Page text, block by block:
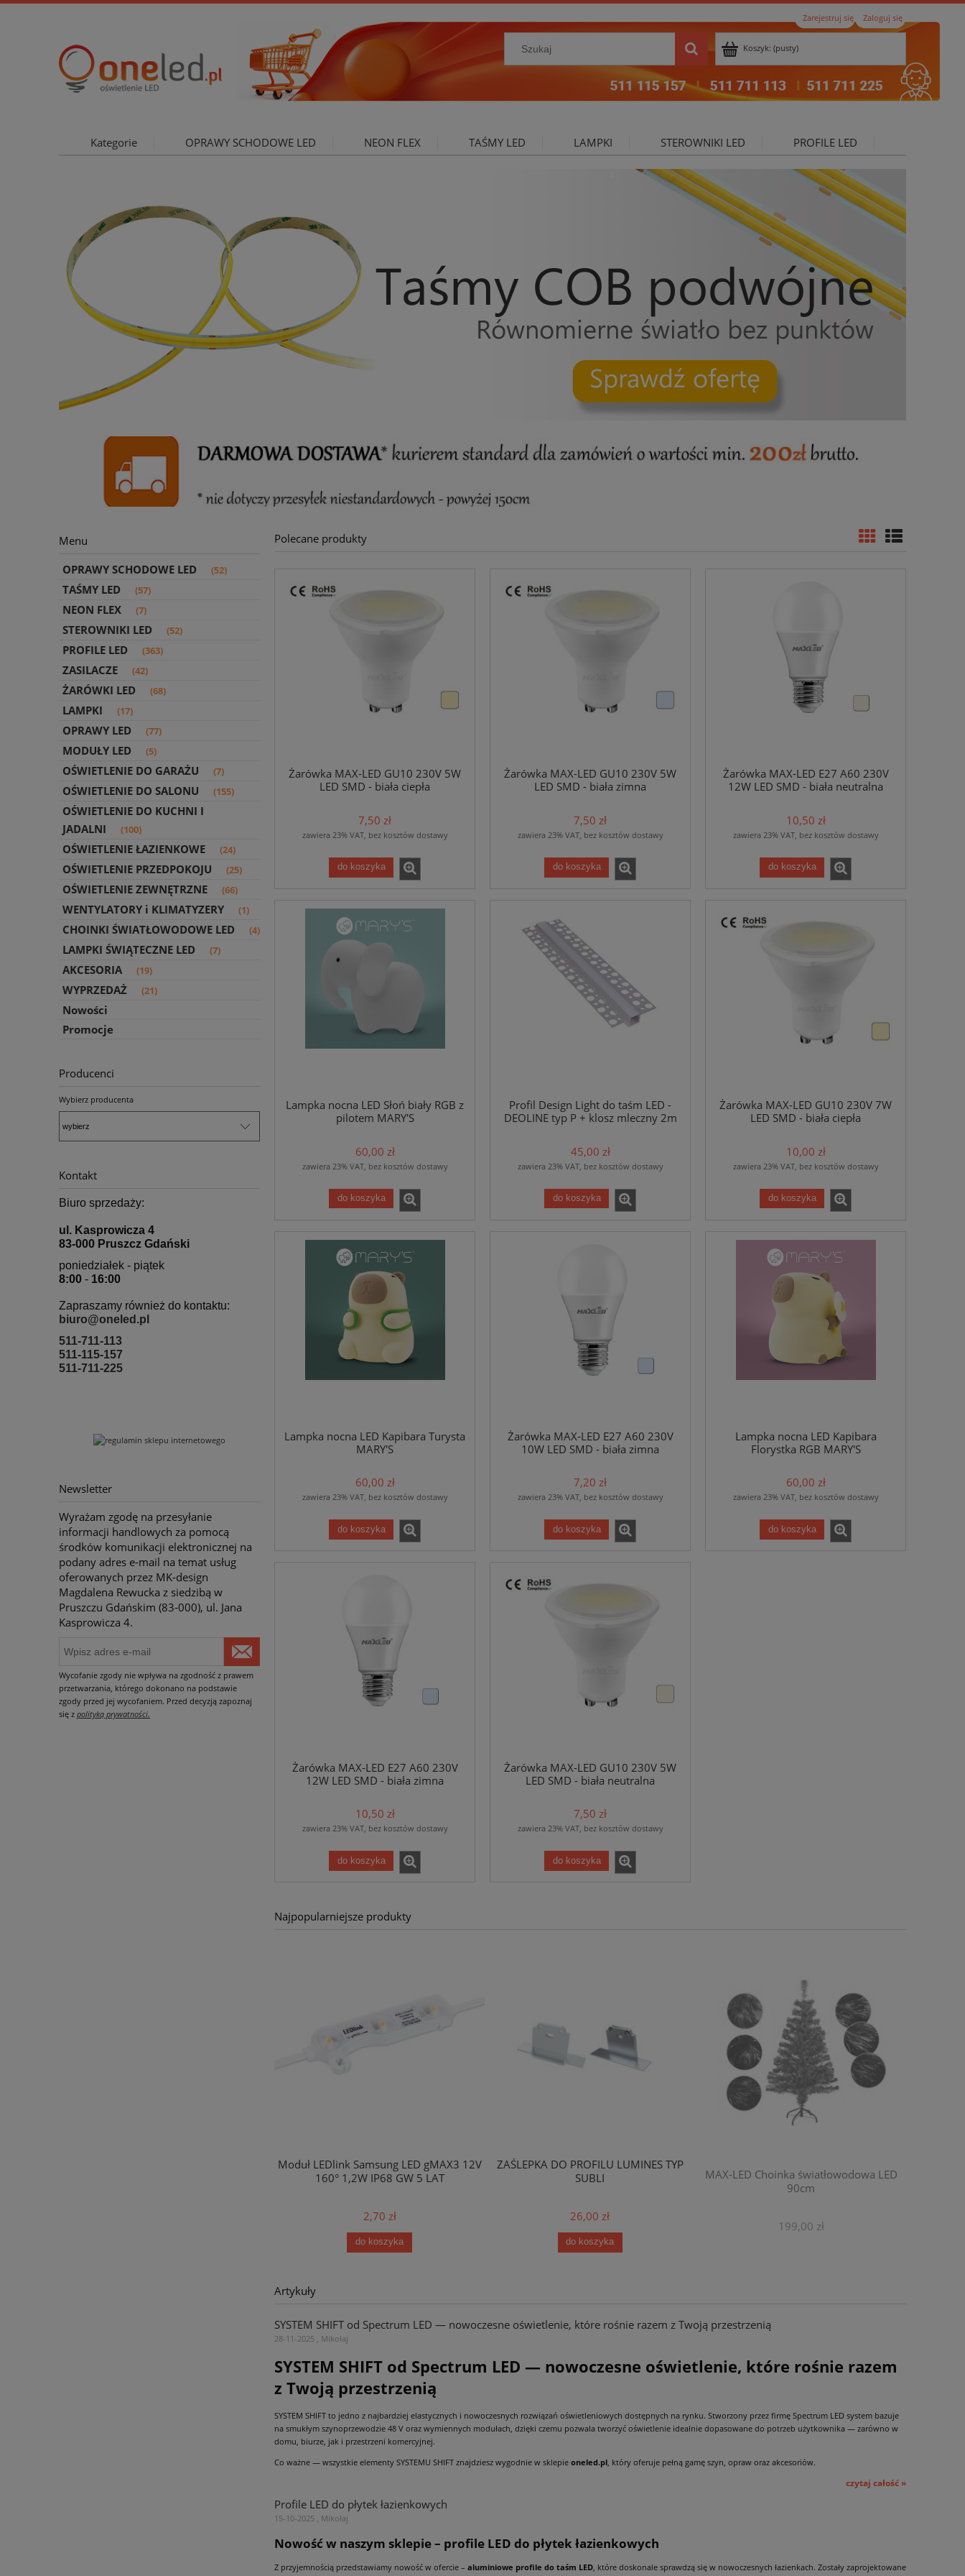
Zarejestruj się Zaloguj się
Koszyk: (pusty)
Kategorie OPRAWY SCHODOWE LED NEON FLEX TAŚMY LED LAMPKI STEROWNIKI LED PROFILE LED
Aktualności
Menu
OPRAWY SCHODOWE LED (52)
TAŚMY LED (57)
NEON FLEX (7)
STEROWNIKI LED (52)
PROFILE LED (363)
ZASILACZE (42)
ŻARÓWKI LED (68)
LAMPKI (17)
OPRAWY LED (77)
MODUŁY LED (5)
OŚWIETLENIE DO GARAŻU (7)
OŚWIETLENIE DO SALONU (155)
OŚWIETLENIE DO KUCHNI I
JADALNI
(100)
OŚWIETLENIE ŁAZIENKOWE (24)
OŚWIETLENIE PRZEDPOKOJU (25)
OŚWIETLENIE ZEWNĘTRZNE (66)
WENTYLATORY i KLIMATYZERY (1)
CHOINKI ŚWIATŁOWODOWE LED (4)
LAMPKI ŚWIĄTECZNE LED (7)
AKCESORIA (19)
WYPRZEDAŻ (21)
Nowości
Promocje
Producenci
Wybierz producenta
Kontakt
Biuro sprzedaży:
ul. Kasprowicza 4
83-000 Pruszcz Gdański
poniedziałek - piątek
8:00 - 16:00
Zapraszamy również do kontaktu:
biuro@oneled.pl
511-711-113
511-115-157
511-711-225
Newsletter
Wyrażam zgodę na przesyłanie
informacji handlowych za pomocą
środków komunikacji elektronicznej na
podany adres e-mail na temat usług
oferowanych przez MK-design
Magdalena Rewucka z siedzibą w
Pruszczu Gdańskim (83-000), ul. Jana
Kasprowicza 4.
Wycofanie zgody nie wpływa na zgodność z prawem
przetwarzania, którego dokonano na podstawie
zgody przed jej wycofaniem. Przed decyzją zapoznaj
się z polityką prywatności.
Polecane produkty
Żarówka MAX-LED GU10 230V 5W
LED SMD - biała ciepła
7,50 zł
zawiera 23% VAT, bez kosztów dostawy
do koszyka
Żarówka MAX-LED GU10 230V 5W
LED SMD - biała zimna
7,50 zł
zawiera 23% VAT, bez kosztów dostawy
do koszyka
Żarówka MAX-LED E27 A60 230V
12W LED SMD - biała neutralna
10,50 zł
zawiera 23% VAT, bez kosztów dostawy
do koszyka
Lampka nocna LED Słoń biały RGB z
pilotem MARY'S
60,00 zł
zawiera 23% VAT, bez kosztów dostawy
do koszyka
Profil Design Light do taśm LED -
DEOLINE typ P + klosz mleczny 2m
45,00 zł
zawiera 23% VAT, bez kosztów dostawy
do koszyka
Żarówka MAX-LED GU10 230V 7W
LED SMD - biała ciepła
10,00 zł
zawiera 23% VAT, bez kosztów dostawy
do koszyka
Lampka nocna LED Kapibara Turysta
MARY'S
60,00 zł
zawiera 23% VAT, bez kosztów dostawy
do koszyka
Żarówka MAX-LED E27 A60 230V
10W LED SMD - biała zimna
7,20 zł
zawiera 23% VAT, bez kosztów dostawy
do koszyka
Lampka nocna LED Kapibara
Florystka RGB MARY'S
60,00 zł
zawiera 23% VAT, bez kosztów dostawy
do koszyka
Żarówka MAX-LED E27 A60 230V
12W LED SMD - biała zimna
10,50 zł
zawiera 23% VAT, bez kosztów dostawy
do koszyka
Żarówka MAX-LED GU10 230V 5W
LED SMD - biała neutralna
7,50 zł
zawiera 23% VAT, bez kosztów dostawy
do koszyka
Najpopularniejsze produkty
Moduł LEDlink Samsung LED gMAX3 12V
160° 1,2W IP68 GW 5 LAT
2,70 zł
do koszyka
ZAŚLEPKA DO PROFILU LUMINES TYP
SUBLI
26,00 zł
do koszyka
MAX-LED Choinka światłowodowa LED
90cm
199,00 zł
Artykuły
SYSTEM SHIFT od Spectrum LED — nowoczesne oświetlenie, które rośnie razem z Twoją przestrzenią
28-11-2025 , Mikołaj
SYSTEM SHIFT od Spectrum LED — nowoczesne oświetlenie, które rośnie razem
z Twoją przestrzenią
SYSTEM SHIFT to jedno z najbardziej elastycznych i nowoczesnych rozwiązań oświetleniowych dostępnych na rynku. Stworzony przez firmę Spectrum LED system bazuje
na smukłym szynoprzewodzie 48 V oraz wymiennych modułach, dzięki czemu pozwala tworzyć oświetlenie idealnie dopasowane do potrzeb użytkownika — zarówno w
domu, biurze, jak i przestrzeni komercyjnej.
Co ważne — wszystkie elementy SYSTEMU SHIFT znajdziesz wygodnie w sklepie oneled.pl , który oferuje pełną gamę szyn, opraw oraz akcesoriów.
czytaj całość »
Profile LED do płytek łazienkowych
15-10-2025 , Mikołaj
Nowość w naszym sklepie – profile LED do płytek łazienkowych
Z przyjemnością przedstawiamy nowość w ofercie – aluminiowe profile do taśm LED, które doskonale sprawdzą się w nowoczesnych łazienkach. Zostały zaprojektowane